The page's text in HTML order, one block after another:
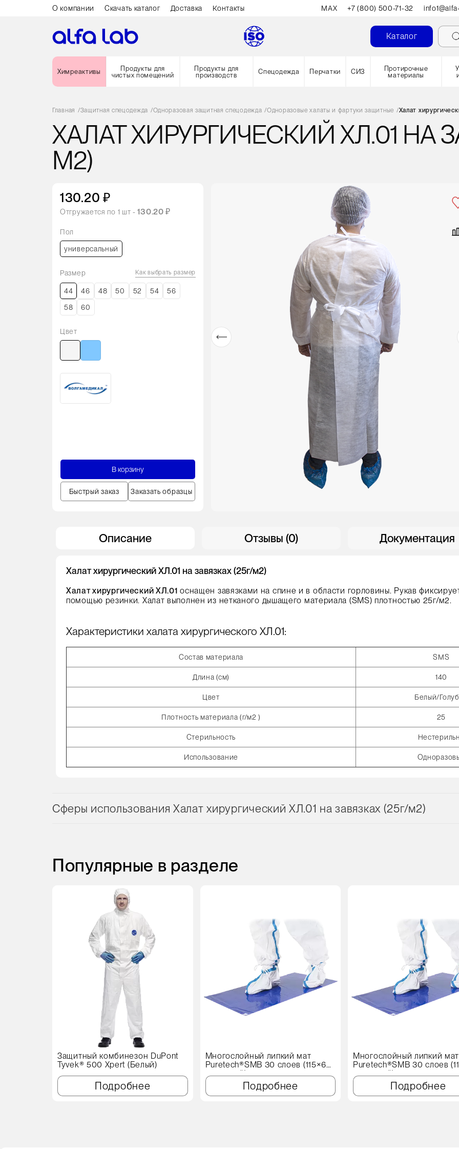
О компании Скачать каталог Доставка Контакты MAX +7 (800) 500-71-32
Каталог
Химреактивы
Продукты для
чистых помещений
Продукты для
производств
Спецодежда Перчатки СИЗ
Протирочные
материалы
Главная /Защитная спецодежда /Одноразовая защитная спецодежда /Одноразовые халаты и фартуки защитные /Халат
ХАЛАТ ХИРУРГИЧЕСКИЙ ХЛ.01 НА
М2)
130.20 ₽
Отгружается по 1 шт -130.20 ₽
Пол
универсальный
Размер Как выбрать размер
44 46 48 50 52 54
56
58
60
Цвет
В корзину
Быстрый заказ Заказать образцы
Описание Отзывы (0) Документация
Халат хирургический ХЛ.01 на завязках (25г/м2)
Халат хирургический ХЛ.01 оснащен завязками на спине и в области горловины. Рукав
помощью резинки. Халат выполнен из нетканого дышащего материала (SMS) плотностью 25г/м2.
Характеристики халата хирургического ХЛ.01:
Состав материала SMS
Длина (см) 140
Цвет Белый/
Плотность материала (г/м2 ) 25
Стерильность
Использование
Сферы использования Халат хирургический ХЛ.01 на завязках (25г/м2)
Популярные в разделе
Защитный комбинезон DuPont
Tyvek® 500 Xpert (Белый)
Подробнее
Многослойный липкий мат
Puretech®SMB 30 слоев (115×60
см, синий)
Подробнее
Многослойный липкий мат
Puretech®SMB 30 слоев
см, синий)
Подробнее